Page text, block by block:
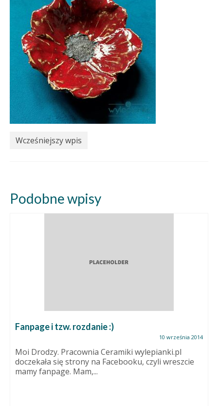
Wcześniejszy wpis
Podobne wpisy
Fanpage i tzw. rozdanie :)
10 września 2014
Moi Drodzy. Pracownia Ceramiki wylepianki.pl
doczekała się strony na Facebooku, czyli wreszcie
mamy fanpage. Mam,...